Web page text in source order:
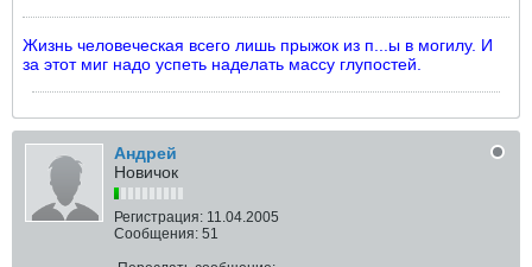
Жизнь человеческая всего лишь прыжок из п...ы в могилу. И
за этот миг надо успеть наделать массу глупостей.
Андрей
Новичок
Регистрация: 11.04.2005
Сообщения: 51